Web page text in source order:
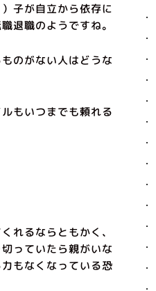
子が自立から依存に
退職のようですね。
のがない人はどうな
もいつまでも頼れる
れるならともかく、
っていたら親がいな
もなくなっている恐